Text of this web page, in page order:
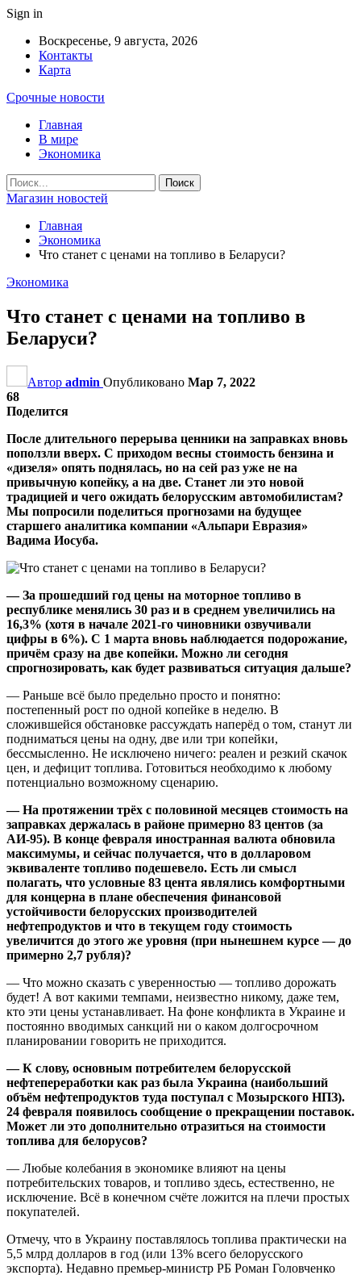
Sign in
Воскресенье, 9 августа, 2026
Контакты
Карта
Срочные новости
Главная
В мире
Экономика
Магазин новостей
Главная
Экономика
Что станет с ценами на топливо в Беларуси?
Экономика
Что станет с ценами на топливо в
Беларуси?
Автор admin Опубликовано Мар 7, 2022
68
Поделится
После длительного перерыва ценники на заправках вновь
поползли вверх. С приходом весны стоимость бензина и
«дизеля» опять поднялась, но на сей раз уже не на
привычную копейку, а на две. Станет ли это новой
традицией и чего ожидать белорусским автомобилистам?
Мы попросили поделиться прогнозами на будущее
старшего аналитика компании «Альпари Евразия»
Вадима Иосуба.
— За прошедший год цены на моторное топливо в
республике менялись 30 раз и в среднем увеличились на
16,3% (хотя в начале 2021-го чиновники озвучивали
цифры в 6%). С 1 марта вновь наблюдается подорожание,
причём сразу на две копейки. Можно ли сегодня
спрогнозировать, как будет развиваться ситуация дальше?
— Раньше всё было предельно просто и понятно:
постепенный рост по одной копейке в неделю. В
сложившейся обстановке рассуждать наперёд о том, станут ли
подниматься цены на одну, две или три копейки,
бессмысленно. Не исключено ничего: реален и резкий скачок
цен, и дефицит топлива. Готовиться необходимо к любому
потенциально возможному сценарию.
— На протяжении трёх с половиной месяцев стоимость на
заправках держалась в районе примерно 83 центов (за
АИ-95). В конце февраля иностранная валюта обновила
максимумы, и сейчас получается, что в долларовом
эквиваленте топливо подешевело. Есть ли смысл
полагать, что условные 83 цента являлись комфортными
для концерна в плане обеспечения финансовой
устойчивости белорусских производителей
нефтепродуктов и что в текущем году стоимость
увеличится до этого же уровня (при нынешнем курсе — до
примерно 2,7 рубля)?
— Что можно сказать с уверенностью — топливо дорожать
будет! А вот какими темпами, неизвестно никому, даже тем,
кто эти цены устанавливает. На фоне конфликта в Украине и
постоянно вводимых санкций ни о каком долгосрочном
планировании говорить не приходится.
— К слову, основным потребителем белорусской
нефтепереработки как раз была Украина (наибольший
объём нефтепродуктов туда поступал с Мозырского НПЗ).
24 февраля появилось сообщение о прекращении поставок.
Может ли это дополнительно отразиться на стоимости
топлива для белорусов?
— Любые колебания в экономике влияют на цены
потребительских товаров, и топливо здесь, естественно, не
исключение. Всё в конечном счёте ложится на плечи простых
покупателей.
Отмечу, что в Украину поставлялось топлива практически на
5,5 млрд долларов в год (или 13% всего белорусского
экспорта). Недавно премьер-министр РБ Роман Головченко